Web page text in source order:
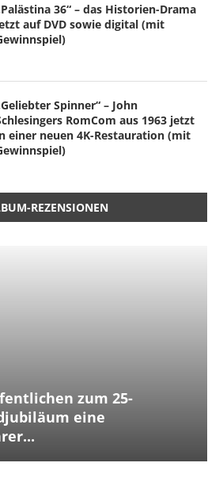
36“ – das Historien-Drama
auf DVD sowie digital (mit
Spinner“ – John
RomCom aus 1963 jetzt
einer neuen 4K-Restauration (mit
REZENSIONEN
zum 25-
eine